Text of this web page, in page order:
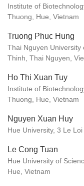
Institute of
Thuong, Hue, Vietnam
Truong Phuc Hung
Thai Nguyen University
Thinh, Thai Nguyen,
Ho Thi Xuan Tuy
Institute of
Thuong, Hue, Vietnam
Nguyen Xuan Huy
Hue University, 3 Le
Le Cong Tuan
Hue University of
Hue, Vietnam